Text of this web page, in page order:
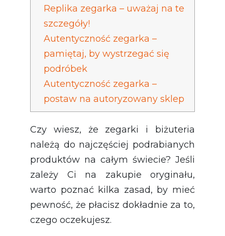
Replika zegarka – uważaj na te
szczegóły!
Autentyczność zegarka –
pamiętaj, by wystrzegać się
podróbek
Autentyczność zegarka –
postaw na autoryzowany sklep
Czy wiesz, że zegarki i biżuteria
należą do najczęściej podrabianych
produktów na całym świecie? Jeśli
zależy Ci na zakupie oryginału,
warto poznać kilka zasad, by mieć
pewność, że płacisz dokładnie za to,
czego oczekujesz.